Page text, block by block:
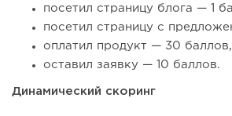
посетил страницу блога — 1
посетил страницу с
оплатил продукт — 30 баллов,
оставил заявку — 10 баллов.
Динамический скоринг